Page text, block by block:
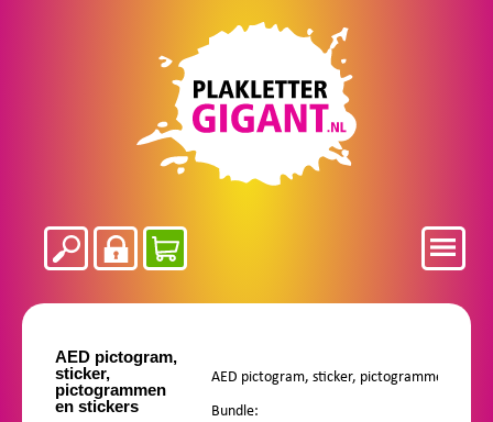
AED pictogram,
sticker,
pictogrammen
en stickers
Bundle: